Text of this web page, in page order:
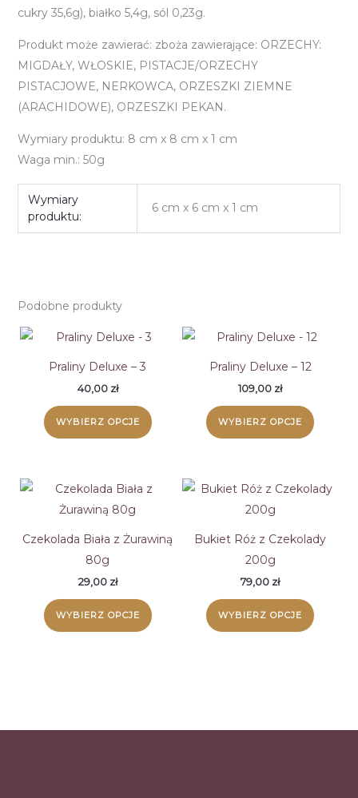
cukry 35,6g), białko 5,4g, sól 0,23g.
Produkt może zawierać: zboża zawierające: ORZECHY:
MIGDAŁY, WŁOSKIE, PISTACJE/ORZECHY
PISTACJOWE, NERKOWCA, ORZESZKI ZIEMNE
(ARACHIDOWE), ORZESZKI PEKAN.
Wymiary produktu: 8 cm x 8 cm x 1 cm
Waga min.: 50g
Wymiary
produktu:
6 cm x 6 cm x 1 cm
Podobne produkty
Praliny Deluxe – 3
40,00 zł
WYBIERZ OPCJE
Praliny Deluxe – 12
109,00 zł
WYBIERZ OPCJE
Czekolada Biała z Żurawiną
80g
29,00 zł
WYBIERZ OPCJE
produkt
można
Bukiet Róż z Czekolady
200g
79,00 zł
WYBIERZ OPCJE
można